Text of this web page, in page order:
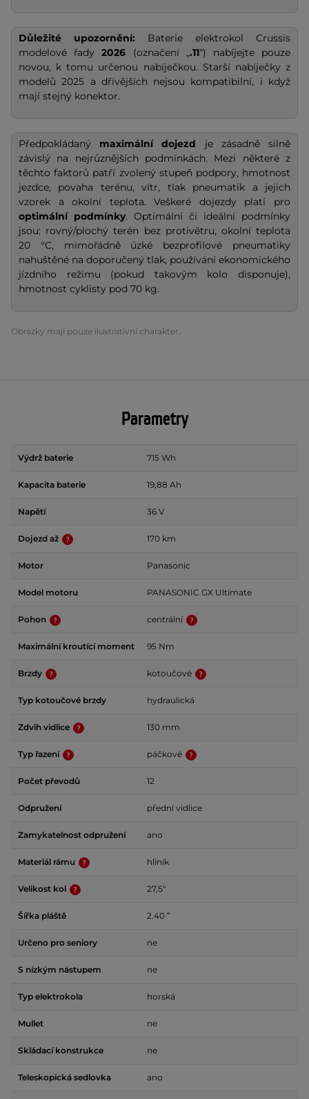
Důležité upozornění: Baterie elektrokol Crussis
modelové řady2026 (označení „.11“) nabíjejte pouze
novou, k tomu určenou nabíječkou. Starší nabíječky z
modelů 2025 a dřívějších nejsou kompatibilní, i když
mají stejný konektor.
Předpokládaný maximální dojezd je zásadně silně
závislý na nejrůznějších podmínkách. Mezi některé z
těchto faktorů patří zvolený stupeň podpory, hmotnost
jezdce, povaha terénu, vítr, tlak pneumatik a jejich
vzorek a okolní teplota. Veškeré dojezdy platí pro
optimální podmínky. Optimální či ideální podmínky
jsou: rovný/plochý terén bez protivětru, okolní teplota
20 °C, mimořádně úzké bezprofilové pneumatiky
nahuštěné na doporučený tlak, používání ekonomického
jízdního režimu (pokud takovým kolo disponuje),
hmotnost cyklisty pod 70 kg.
Obrázky mají pouze ilustrativní charakter.
Parametry
Výdrž baterie 715 Wh
Kapacita baterie 19,88 Ah
Napětí 36 V
Dojezd až 170 km
Motor Panasonic
Model motoru PANASONIC GX Ultimate
Pohon centrální
Maximální kroutící moment 95 Nm
Brzdy kotoučové
Typ kotoučové brzdy hydraulická
Zdvih vidlice 130 mm
Typ řazení páčkové
Počet převodů 12
Odpružení přední vidlice
Zamykatelnost odpružení ano
Materiál rámu hliník
Velikost kol 27,5"
Šířka pláště 2.40 ʺ
Určeno pro seniory ne
S nízkým nástupem ne
Typ elektrokola horská
Mullet ne
Skládací konstrukce ne
Teleskopická sedlovka ano